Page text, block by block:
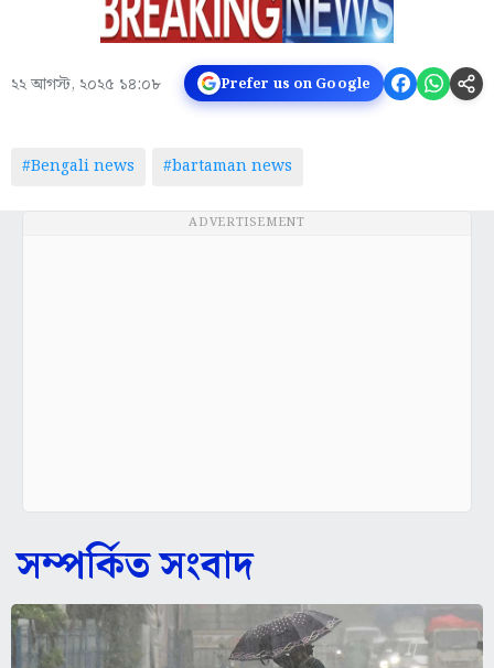
২২ আগস্ট, ২০২৫ ১৪:০৮ Prefer us on Google
#Bengali news #bartaman news
ADVERTISEMENT
সম্পর্কিত সংবাদ